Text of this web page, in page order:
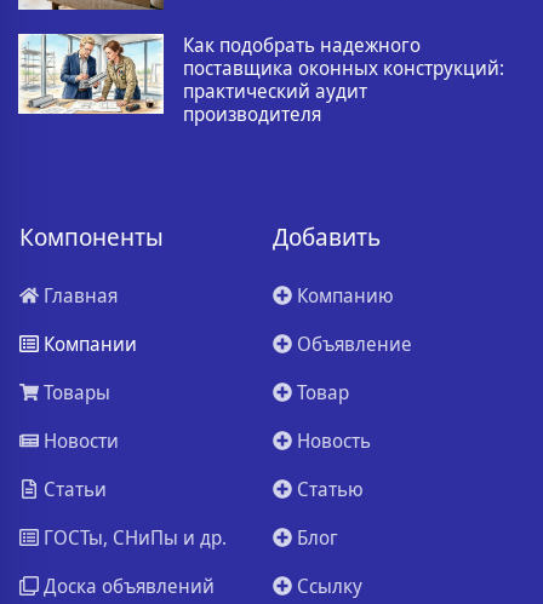
Как подобрать надежного
поставщика оконных конструкций:
практический аудит
производителя
Компоненты
Главная
Компании
Товары
Новости
Статьи
ГОСТы, СНиПы и др.
Доска объявлений
Добавить
Компанию
Объявление
Товар
Новость
Статью
Блог
Ссылку